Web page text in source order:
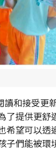
和接受更新
了提供更舒
希望可以透
子們能被環